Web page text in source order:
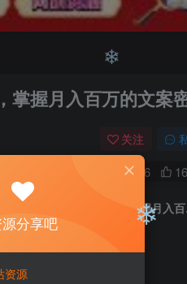
掌握月入百万的文案
关注
2436
（6378期
分享吧
资源
❄